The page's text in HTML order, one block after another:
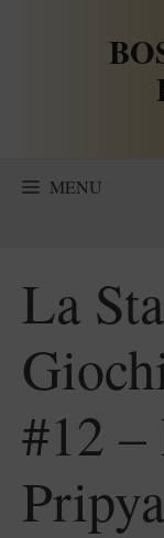
MENU
La
#12